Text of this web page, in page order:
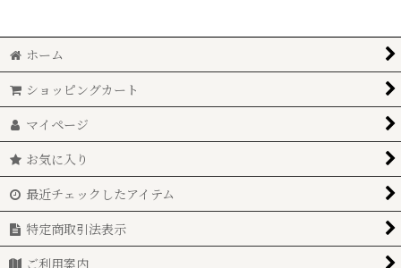
絞り込む
ホーム
ショッピングカート
マイページ
お気に入り
最近チェックしたアイテム
特定商取引法表示
ご利用案内